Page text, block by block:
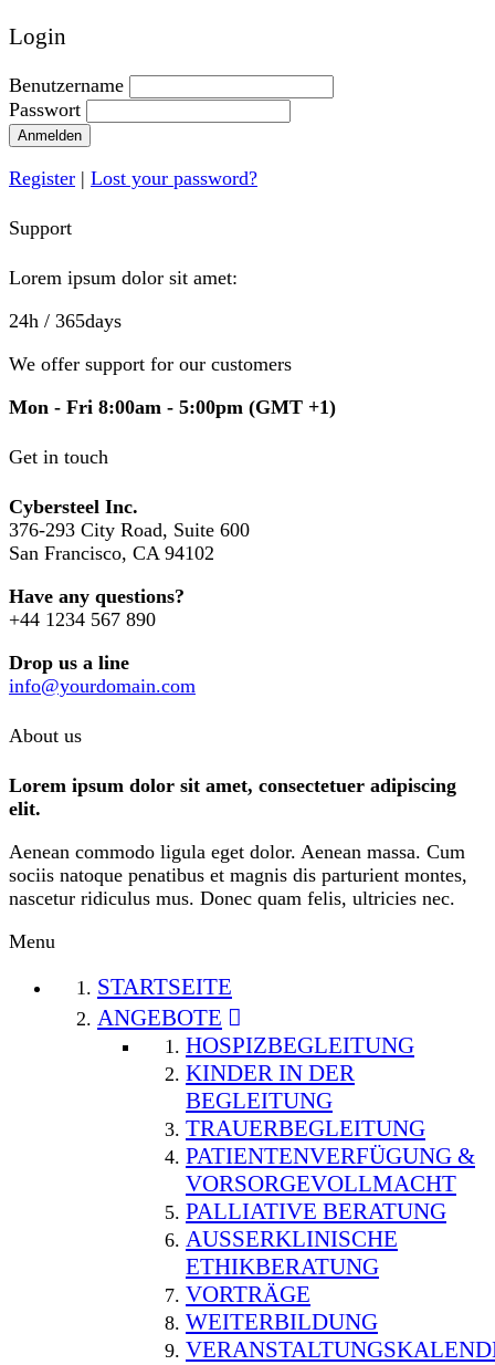
Login
Benutzername
Passwort
Anmelden
Register | Lost your password?
Support
Lorem ipsum dolor sit amet:
24h / 365days
We offer support for our customers
Mon - Fri 8:00am - 5:00pm (GMT +1)
Get in touch
Cybersteel Inc.
376-293 City Road, Suite 600
San Francisco, CA 94102
Have any questions?
+44 1234 567 890
Drop us a line
info@yourdomain.com
About us
Lorem ipsum dolor sit amet, consectetuer adipiscing
elit.
Aenean commodo ligula eget dolor. Aenean massa. Cum
sociis natoque penatibus et magnis dis parturient montes,
nascetur ridiculus mus. Donec quam felis, ultricies nec.
Menu
STARTSEITE
ANGEBOTE
HOSPIZBEGLEITUNG
KINDER IN DER
BEGLEITUNG
TRAUERBEGLEITUNG
PATIENTENVERFÜGUNG &
VORSORGEVOLLMACHT
PALLIATIVE BERATUNG
AUSSERKLINISCHE E
THIKBERATUNG
VORTRÄGE
WEITERBILDUNG